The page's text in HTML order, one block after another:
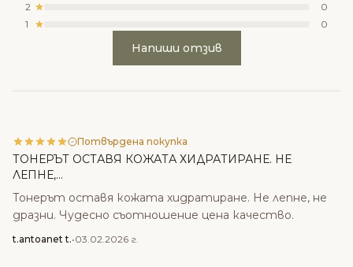
2
0
1
0
Напиши отзив
Потвърдена покупка
ТОНЕРЪТ ОСТАВЯ КОЖАТА ХИДРАТИРАНЕ. НЕ
ЛЕПНЕ,...
Тонерът оставя кожата хидратиране. Не лепне, не
дразни. Чудесно съотношение цена качество.
t.antoanet t.•03.02.2026 г.